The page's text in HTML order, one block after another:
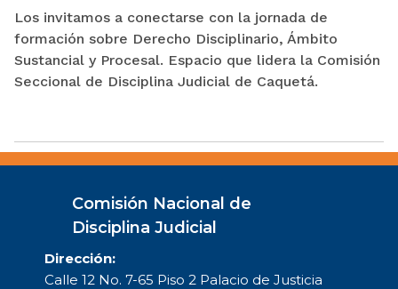
Los invitamos a conectarse con la jornada de
formación sobre Derecho Disciplinario, Ámbito
Sustancial y Procesal. Espacio que lidera la Comisión
Seccional de Disciplina Judicial de Caquetá.
Comisión Nacional de
Disciplina Judicial
Dirección:
Calle 12 No. 7-65 Piso 2 Palacio de Justicia